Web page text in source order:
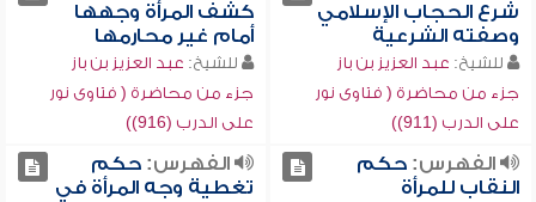
شرع الحجاب الإسلامي
وصفته الشرعية
للشيخ: عبد العزيز بن باز
جزء من محاضرة ( فتاوى نور
على الدرب (911))
كشف المرأة وجهها
أمام غير محارمها
للشيخ: عبد العزيز بن باز
جزء من محاضرة ( فتاوى نور
على الدرب (916))
الفهرس:حكم
النقاب للمرأة
الفهرس:حكم
تغطية وجه المرأة في